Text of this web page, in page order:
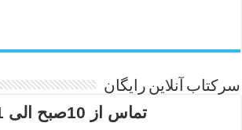
سرکتاب آنلاین رایگان
تماس از 10صبح الی 21